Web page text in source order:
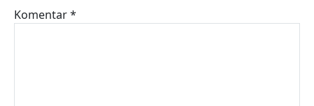
Komentar*